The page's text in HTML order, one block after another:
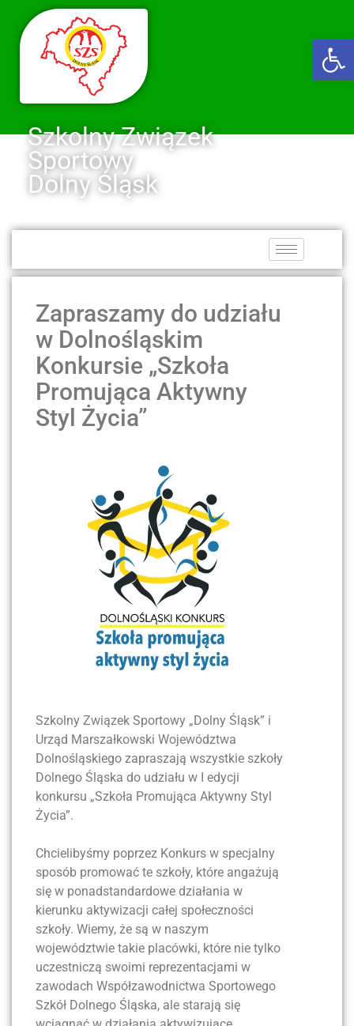
Szkolny Związek
Sportowy
Dolny Śląsk
Zapraszamy do udziału
w Dolnośląskim
Konkursie „Szkoła
Promująca Aktywny
Styl Życia”
Szkolny Związek Sportowy „Dolny Śląsk” i
Urząd Marszałkowski Województwa
Dolnośląskiego zapraszają wszystkie szkoły
Dolnego Śląska do udziału w I edycji
konkursu „Szkoła Promująca Aktywny Styl
Życia”.
Chcielibyśmy poprzez Konkurs w specjalny
sposób promować te szkoły, które angażują
się w ponadstandardowe działania w
kierunku aktywizacji całej społeczności
szkoły. Wiemy, że są w naszym
województwie takie placówki, które nie tylko
uczestniczą swoimi reprezentacjami w
zawodach Współzawodnictwa Sportowego
Szkół Dolnego Śląska, ale starają się